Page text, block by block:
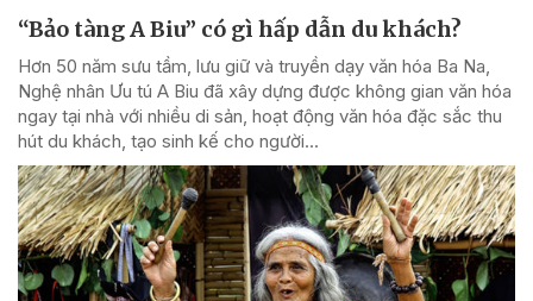
“Bảo tàng A Biu” có gì hấp dẫn du khách?
Hơn 50 năm sưu tầm, lưu giữ và truyền dạy văn hóa Ba Na,
Nghệ nhân Ưu tú A Biu đã xây dựng được không gian văn hóa
ngay tại nhà với nhiều di sản, hoạt động văn hóa đặc sắc thu
hút du khách, tạo sinh kế cho người...